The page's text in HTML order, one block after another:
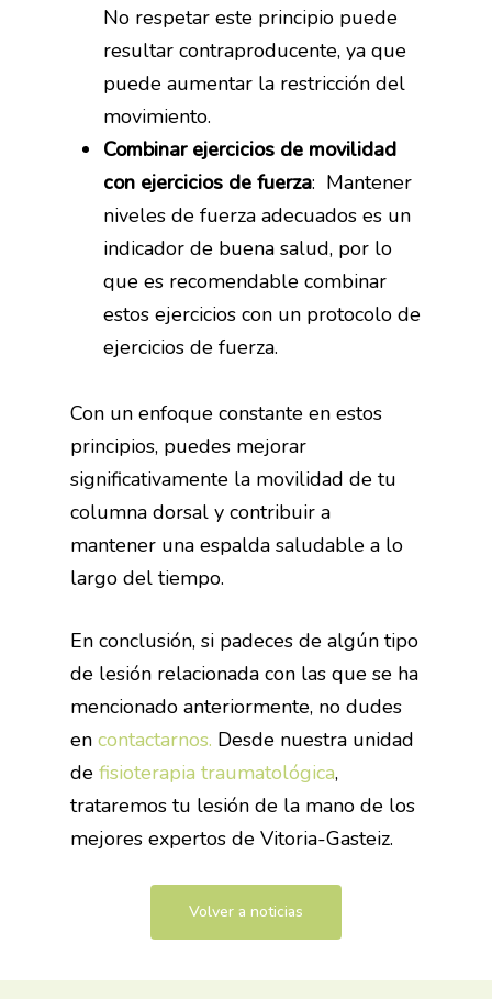
No respetar este principio puede
resultar contraproducente, ya que
puede aumentar la restricción del
movimiento.
Combinar ejercicios de movilidad
con ejercicios de fuerza: Mantener
niveles de fuerza adecuados es un
indicador de buena salud, por lo
que es recomendable combinar
estos ejercicios con un protocolo de
ejercicios de fuerza.
Con un enfoque constante en estos
principios, puedes mejorar
significativamente la movilidad de tu
columna dorsal y contribuir a
mantener una espalda saludable a lo
largo del tiempo.
En conclusión, si padeces de algún tipo
de lesión relacionada con las que se ha
mencionado anteriormente, no dudes
encontactarnos. Desde nuestra unidad
defisioterapia traumatológica,
trataremos tu lesión de la mano de los
mejores expertos de Vitoria-Gasteiz.
Volver a noticias